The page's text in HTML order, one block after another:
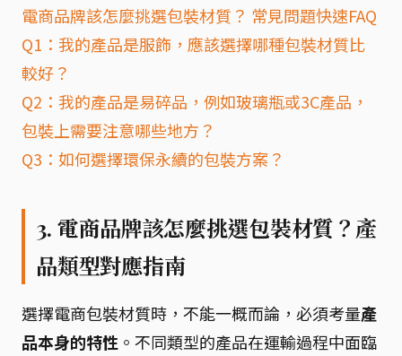
電商品牌該怎麼挑選包裝材質？ 常見問題快速FAQ
Q1：我的產品是服飾，應該選擇哪種包裝材質比
較好？
Q2：我的產品是易碎品，例如玻璃瓶或3C產品，
包裝上需要注意哪些地方？
Q3：如何選擇環保永續的包裝方案？
3. 電商品牌該怎麼挑選包裝材質？產
品類型對應指南
選擇電商包裝材質時，不能一概而論，必須考量產
品本身的特性 。不同類型的產品在運輸過程中面臨